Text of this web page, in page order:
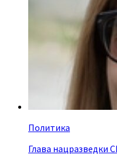
Политика
Глава нацразведки